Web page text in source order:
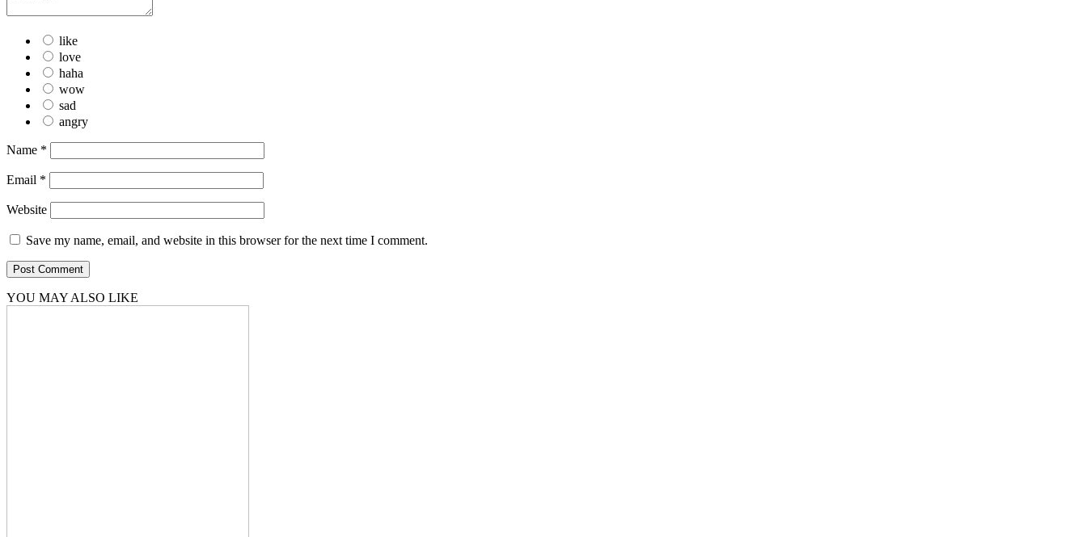
like
love
haha
wow
sad
angry
Name *
Email *
Website
Save my name, email, and website in this browser for the next time I comment.
YOU MAY ALSO LIKE